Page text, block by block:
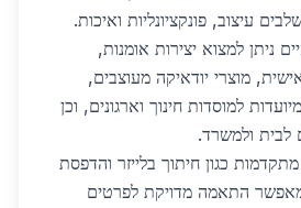
עיצוב, פונקציונליות ואיכות.
ניתן למצוא יצירות אומנות,
מוצרי יודאיקה מעוצבים,
למוסדות חינוך וארגונים, וכן
לבית ולמשרד.
כגון חיתוך בלייזר והדפסת
התאמה מדויקת לפרטים